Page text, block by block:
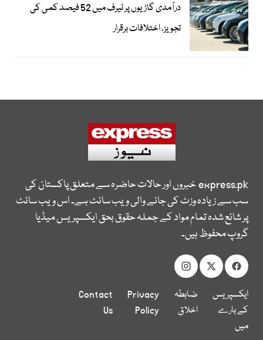
درآمدی گاڑیوں پر ٹیرف میں 52 فیصد کمی کی
تجویز، اختلافات برقرار
express.pkخبروں اور حالات حاضرہ سے متعلق پاکستان کی
سب سے زیادہ وزٹ کی جانے والی ویب سائٹ ہے۔ اس ویب سائٹ
پر شائع شدہ تمام مواد کے جملہ حقوق بحق ایکسپریس میڈیا
گروپ محفوظ ہیں۔
ایکسپریس
کے بارے
میں
ضابطہ
اخلاق
Privacy
Policy
Contact
Us